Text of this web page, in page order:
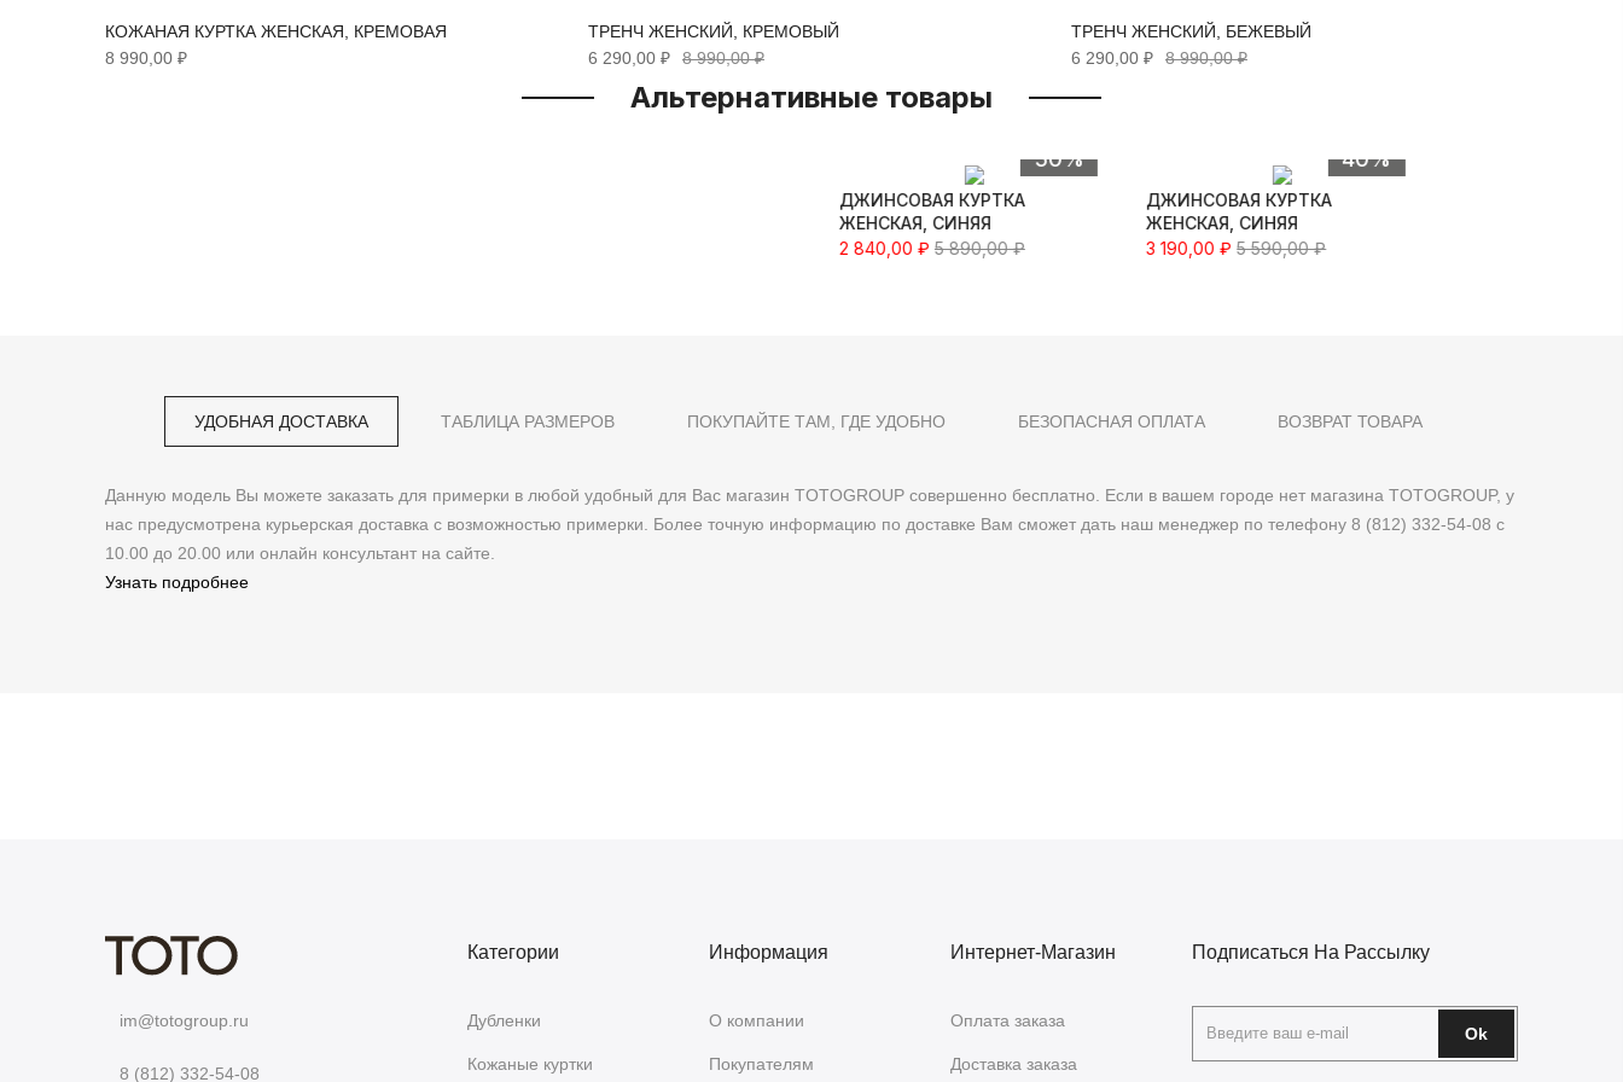
КОЖАНАЯ КУРТКА ЖЕНСКАЯ, КРЕМОВАЯ
8 990,00 ₽
ТРЕНЧ ЖЕНСКИЙ, КРЕМОВЫЙ
6 290,00 ₽
8 990,00 ₽
ТРЕНЧ ЖЕНСКИЙ, БЕЖЕВЫЙ
6 290,00 ₽
8 990,00 ₽
Альтернативные товары
Быстрый просмотр
50%
ДЖИНСОВАЯ КУРТКА
ЖЕНСКАЯ, СИНЯЯ
2 840,00 ₽ 5 890,00 ₽
40%
ДЖИНСОВАЯ КУРТКА
ЖЕНСКАЯ, СИНЯЯ
3 190,00 ₽ 5 590,00 ₽
УДОБНАЯ ДОСТАВКА
Данную модель Вы можете заказать для примерки в любой удобный для Вас магазин TOTOGROUP совершенно бесплатно. Если в вашем городе нет магазина TOTOGROUP, у
нас предусмотрена курьерская доставка с возможностью примерки. Более точную информацию по доставке Вам сможет дать наш менеджер по телефону 8 (812) 332-54-08 с
10.00 до 20.00 или онлайн консультант на сайте.
Узнать подробнее
ТАБЛИЦА РАЗМЕРОВ ПОКУПАЙТЕ ТАМ, ГДЕ УДОБНО БЕЗОПАСНАЯ ОПЛАТА ВОЗВРАТ ТОВАРА
im@totogroup.ru
8 (812) 332-54-08
Категории
Дубленки
Кожаные куртки
Информация
О компании
Покупателям
Интернет-Магазин
Оплата заказа
Доставка заказа
Подписаться На Рассылку
Ok